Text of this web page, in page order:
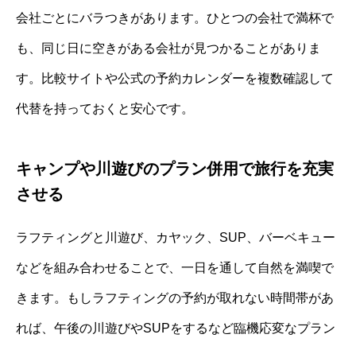
会社ごとにバラつきがあります。ひとつの会社で満杯で
も、同じ日に空きがある会社が見つかることがありま
す。比較サイトや公式の予約カレンダーを複数確認して
代替を持っておくと安心です。
キャンプや川遊びのプラン併用で旅行を充実
させる
ラフティングと川遊び、カヤック、SUP、バーベキュー
などを組み合わせることで、一日を通して自然を満喫で
きます。もしラフティングの予約が取れない時間帯があ
れば、午後の川遊びやSUPをするなど臨機応変なプラン